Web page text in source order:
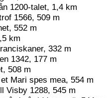
1200-talet, 1,4 km
1566, 509 m
552 m
km
332 m
1342, 177 m
508 m
Mari spes mea, 554 m
Visby 1288, 545 m